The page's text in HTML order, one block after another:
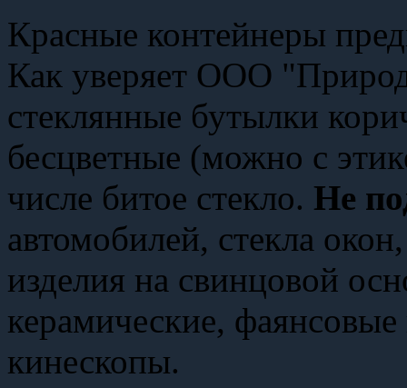
Красные контейнеры
Как уверяет ООО
стеклянные бутылки
бесцветные (можно с
числе битое стекло. Не
автомобилей, стекла
изделия на свинцовой
керамические,
кинескопы.